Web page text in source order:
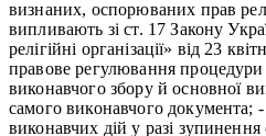
визнаних, оспорюваних прав
випливають зі ст. 17 Закону
релігійні організації» від 23
правове регулювання
виконавчого збору й основної
самого виконавчого документа;
виконавчих дій у разі